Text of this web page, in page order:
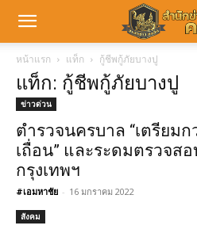
หน้าแรก แท็ก กู้ชีพกู้ภัยบางปู
แท็ก: กู้ชีพกู้ภัยบางปู
ข่าวด่วน
ตำรวจนครบาล “เตรียม
เถื่อน” และระดมตรวจส
กรุงเทพฯ
#เอมหาชัย - 16 มกราคม 2022
สังคม